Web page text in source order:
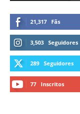
21,317 Fãs
3,503 Seguidores
289 Seguidores
77 Inscritos